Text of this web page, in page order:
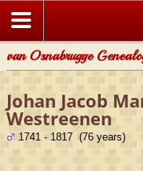
van Osnabrugge
Johan Jacob
Westreenen
1741 - 1817 (76 years)